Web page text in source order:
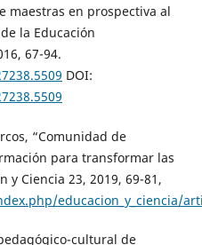
maestras en prospectiva al
la Educación
67-94.
DOI:
“Comunidad de
para transformar las
y Ciencia 23, 2019, 69-81,
educacion_y_ciencia/
cultural de